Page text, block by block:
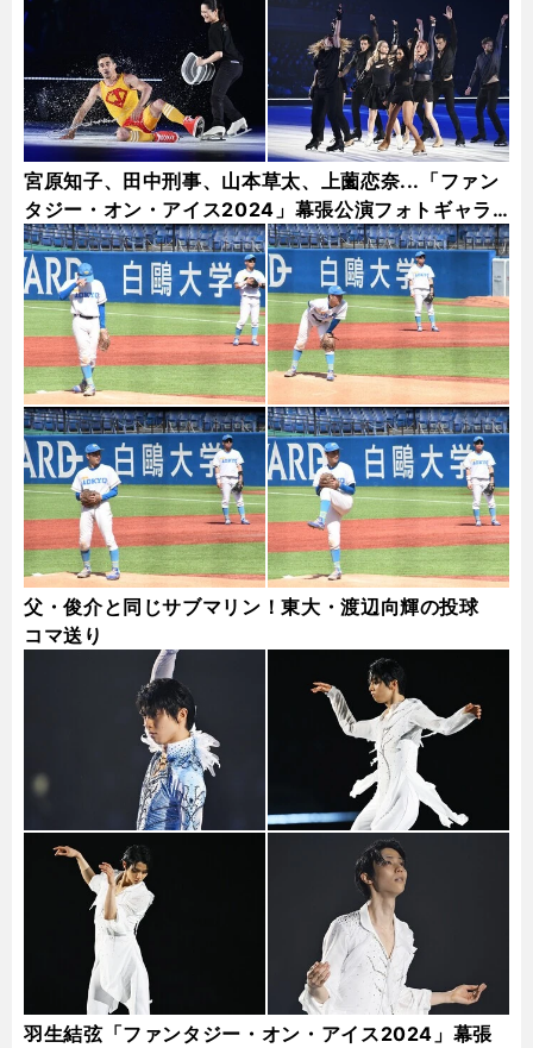
宮原知子、田中刑事、山本草太、上薗恋奈...「ファン
タジー・オン・アイス2024」幕張公演フォトギャラ
リー
父・俊介と同じサブマリン！東大・渡辺向輝の投球
コマ送り
羽生結弦「ファンタジー・オン・アイス2024」幕張